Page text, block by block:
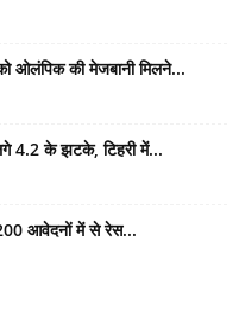
ओलंपिक की मेजबानी मिलने...
4.2 के झटके, टिहरी में...
आवेदनों में से रेस...